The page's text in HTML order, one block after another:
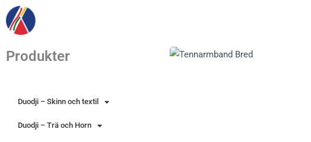
Hoppa
till
Produkter
Duodji – Skinn och textil
Duodji – Trä och Horn